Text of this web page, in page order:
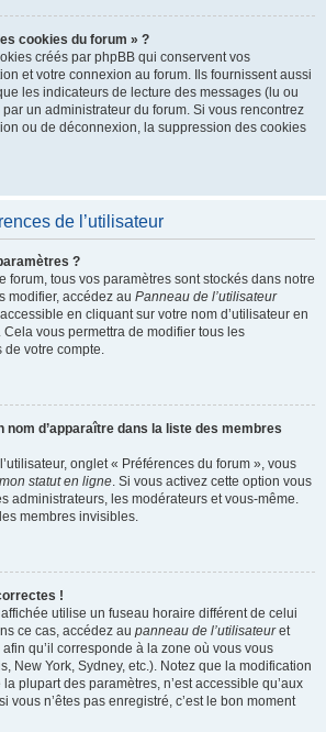
cookies du forum » ?
créés par phpBB qui conservent vos
et votre connexion au forum. Ils fournissent aussi
les indicateurs de lecture des messages (lu ou
un administrateur du forum. Si vous rencontrez
ou de déconnexion, la suppression des cookies
de l’utilisateur
?
forum, tous vos paramètres sont stockés dans notre
modifier, accédez au Panneau de l’utilisateur
en cliquant sur votre nom d’utilisateur en
Cela vous permettra de modifier tous les
de votre compte.
nom d’apparaître dans la liste des membres
onglet « Préférences du forum », vous
statut en ligne. Si vous activez cette option vous
administrateurs, les modérateurs et vous-même.
membres invisibles.
!
affichée utilise un fuseau horaire différent de celui
ce cas, accédez au panneau de l’utilisateuret
qu’il corresponde à la zone où vous vous
New York, Sydney, etc.). Notez que la modification
plupart des paramètres, n’est accessible qu’aux
vous n’êtes pas enregistré, c’est le bon moment